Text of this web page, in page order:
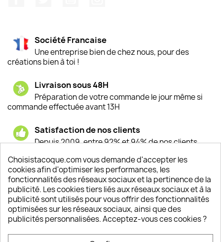
Société Francaise
Une entreprise bien de chez nous, pour des
créations bien à toi !
Livraison sous 48H
Préparation de votre commande le jour même si
commande effectuée avant 13H
Satisfaction de nos clients
Depuis 2009, entre 92% et 94% de nos clients
Un SAV à votre écoute
Notre SAV est disponible 6/7J de 10h à 18H
Choisistacoque.com vous demande d'accepter les
cookies afin d'optimiser les performances, les
fonctionnalités des réseaux sociaux et la pertinence de la
publicité. Les cookies tiers liés aux réseaux sociaux et à la
publicité sont utilisés pour vous offrir des fonctionnalités
optimisées sur les réseaux sociaux, ainsi que des
publicités personnalisées. Acceptez-vous ces cookies ?